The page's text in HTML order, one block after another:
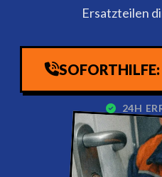
Ersatzteilen
24H